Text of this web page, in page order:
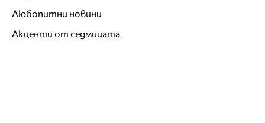
Любопитни новини
Акценти от седмицата